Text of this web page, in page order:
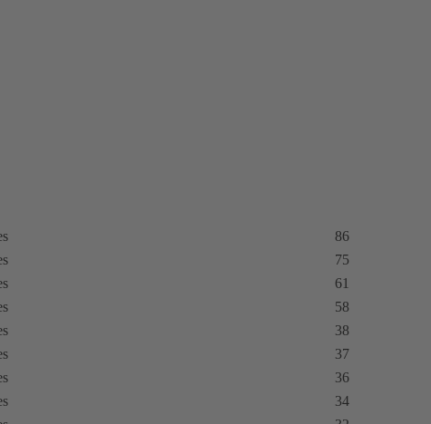
86
75
61
58
38
37
36
34